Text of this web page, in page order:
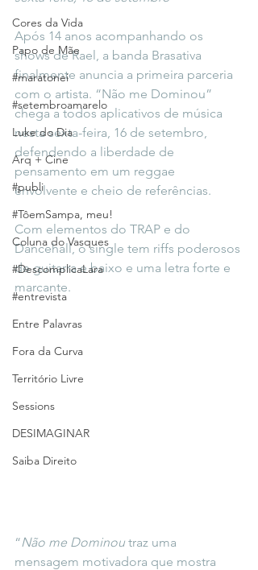
Cores da Vida
Papo de Mãe
#maratonei
#setembroamarelo
Luke do Dia
Arq + Cine
#publi
#TôemSampa, meu!
Coluna do Vasques
#DescomplicaLara
#entrevista
Entre Palavras
Fora da Curva
Território Livre
Sessions
DESIMAGINAR
Saiba Direito
Após 14 anos acompanhando os
shows de Rael, a banda Brasativa
finalmente anuncia a primeira parceria
com o artista. “Não me Dominou”
chega a todos aplicativos de música
nesta sexta-feira, 16 de setembro,
defendendo a liberdade de
pensamento em um reggae
envolvente e cheio de referências.
Com elementos do TRAP e do
Dancehall, o single tem riffs poderosos
de guitarra e baixo e uma letra forte e
marcante.
“Não me Dominou traz uma
mensagem motivadora que mostra